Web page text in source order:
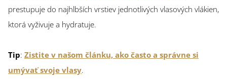
prestupuje do najhlbších vrstiev jednotlivých vlasových vlákien,
ktorá vyživuje a hydratuje.
Tip: Zistite v našom článku, ako často a správne si
umývať svoje vlasy.